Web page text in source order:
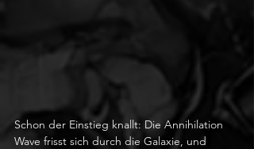
Schon der Einstieg knallt: Die Annihilation
Wave frisst sich durch die Galaxie, und